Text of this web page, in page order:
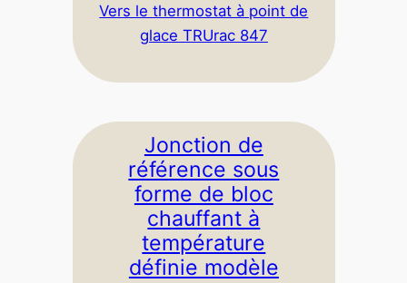
Vers le thermostat à point de
glace TRUrac 847
Jonction de
référence sous
forme de bloc
chauffant à
température
définie modèle